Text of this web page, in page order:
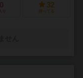
り
32
持ってる